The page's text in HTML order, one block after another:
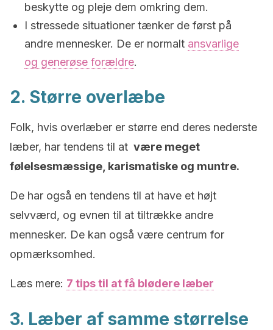
beskytte og pleje dem omkring dem.
I stressede situationer tænker de først på
andre mennesker. De er normalt ansvarlige
og generøse forældre.
2. Større overlæbe
Folk, hvis overlæber er større end deres nederste
læber, har tendens til at være meget
følelsesmæssige, karismatiske og muntre.
De har også en tendens til at have et højt
selvværd, og evnen til at tiltrække andre
mennesker. De kan også være centrum for
opmærksomhed.
Læs mere: 7 tips til at få blødere læber
3. Læber af samme størrelse